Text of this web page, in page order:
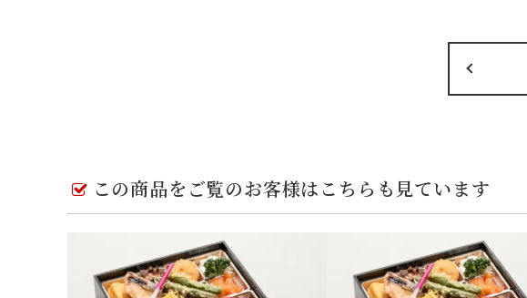
この商品をご覧のお客様はこちらも見ています